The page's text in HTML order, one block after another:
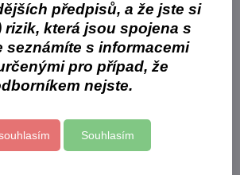
mycí prostředek, určený pro všechny typy
nádobí a skla
vždy v kombinaci s Cleamenem
Strojní oplach nádobí
z barevných kovů a hliníku
čerpadlu myčky. Pro strojní mytí
předpisů, a že jste si
rizik, která jsou spojena s
seznámíte s informacemi
pro případ, že
nejste.
Souhlasím